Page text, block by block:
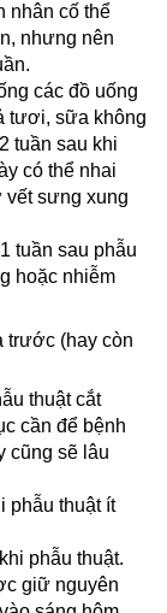
nhân cố thể
nhưng nên
các đồ uống
tươi, sữa không
tuần sau khi
có thể nhai
vết sưng xung
tuần sau phẫu
hoặc nhiễm
trước (hay còn
thuật cắt
cần để bệnh
cũng sẽ lâu
phẫu thuật ít
phẫu thuật.
giữ nguyên